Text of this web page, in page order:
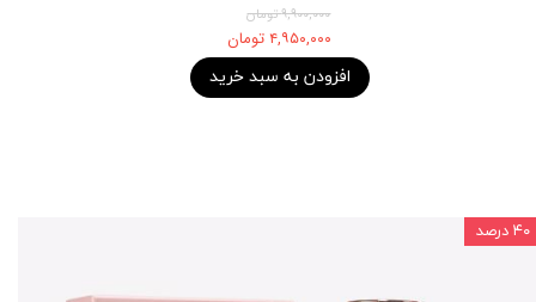
۹,۹۰۰,۰۰۰ تومان
۴,۹۵۰,۰۰۰ تومان
افزودن به سبد خرید
۴۰ درصد